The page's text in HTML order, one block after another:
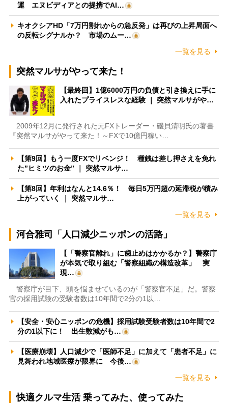
運 エヌビディアとの提携でAI…
キオクシアHD「7万円割れからの急反発」は再びの上昇局面へ
の反転シグナルか？ 市場のムー…
一覧を見る
突然マルサがやって来た！
【最終回】1億6000万円の負債と引き換えに手に
入れたプライスレスな経験 ｜ 突然マルサがや…
2009年12月に発行された元FXトレーダー・磯貝清明氏の著書
『突然マルサがやって来た！～FXで10億円稼い…
【第9回】もう一度FXでリベンジ！ 種銭は差し押さえを免れ
た”ヒミツのお金” ｜ 突然マルサ…
【第8回】年利はなんと14.6％！ 毎日5万円超の延滞税が積み
上がっていく ｜ 突然マルサ…
一覧を見る
河合雅司「人口減少ニッポンの活路」
【「警察官離れ」に歯止めはかかるか？】警察庁
が本気で取り組む「警察組織の構造改革」 実
現…
警察庁が目下、頭を悩ませているのが「警察官不足」だ。警察
官の採用試験の受験者数は10年間で2分の1以…
【安全・安心ニッポンの危機】採用試験受験者数は10年間で2
分の1以下に！ 出生数減がも…
【医療崩壊】人口減少で「医師不足」に加えて「患者不足」に
見舞われ地域医療が限界に 今後…
一覧を見る
快適クルマ生活 乗ってみた、使ってみた